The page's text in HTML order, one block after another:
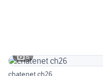
6
chatenet ch26